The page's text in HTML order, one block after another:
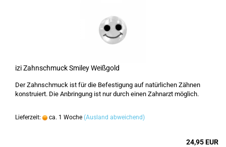
izi Zahnschmuck Smiley Weißgold
Der Zahnschmuck ist für die Befestigung auf natürlichen Zähnen
konstruiert. Die Anbringung ist nur durch einen Zahnarzt möglich.
Lieferzeit: ca. 1 Woche (Ausland abweichend)
24,95 EUR